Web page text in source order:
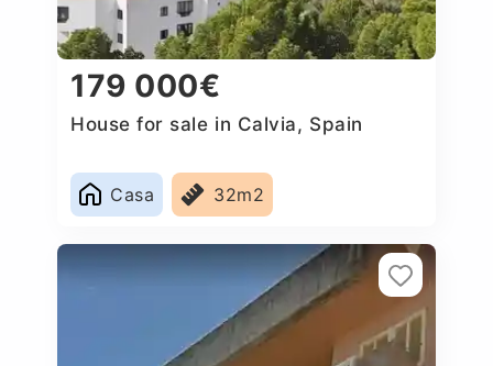
179 000€
House for sale in Calvia, Spain
Casa 32m2